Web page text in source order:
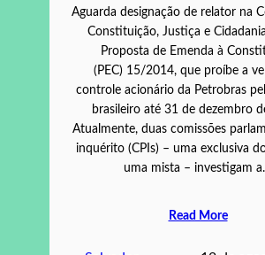
Aguarda designação de relator na
Constituição, Justiça e
Proposta de Emenda à
(PEC) 15/2014, que proíbe a
controle acionário da Petrobras
brasileiro até 31 de dezembro
Atualmente, duas comissões
inquérito (CPIs) – uma exclusiva
uma mista – investigam
Read More